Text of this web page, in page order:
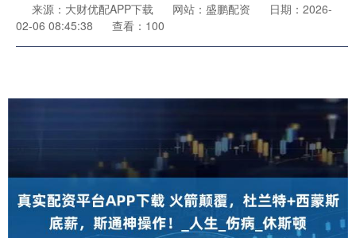
来源：大财优配APP下载 网站：盛鹏配资
日期：2026-
02-06 08:45:38
查看：100